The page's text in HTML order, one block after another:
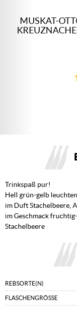
MUSKAT-
Trinkspaß pur!
Hell grün-gelb
im Duft Stachelbeere,
im Geschmack
Stachelbeere
REBSORTE(N)
FLASCHENGRÖSSE